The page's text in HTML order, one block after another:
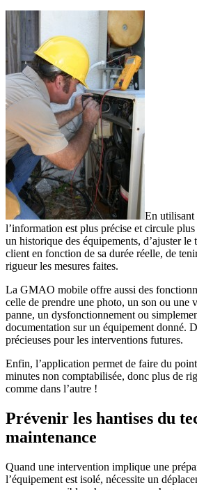
En utilisant
l’information est plus précise et circule
un historique des équipements, d’ajuster le
client en fonction de sa durée réelle, de
rigueur les mesures faites.
La GMAO mobile offre aussi des
celle de prendre une photo, un son ou une
panne, un dysfonctionnement ou
documentation sur un équipement donné.
précieuses pour les interventions futures.
Enfin, l’application permet de faire du
minutes non comptabilisée, donc plus de
comme dans l’autre !
Prévenir les hantises du
maintenance
Quand une intervention implique une
l’équipement est isolé, nécessite un